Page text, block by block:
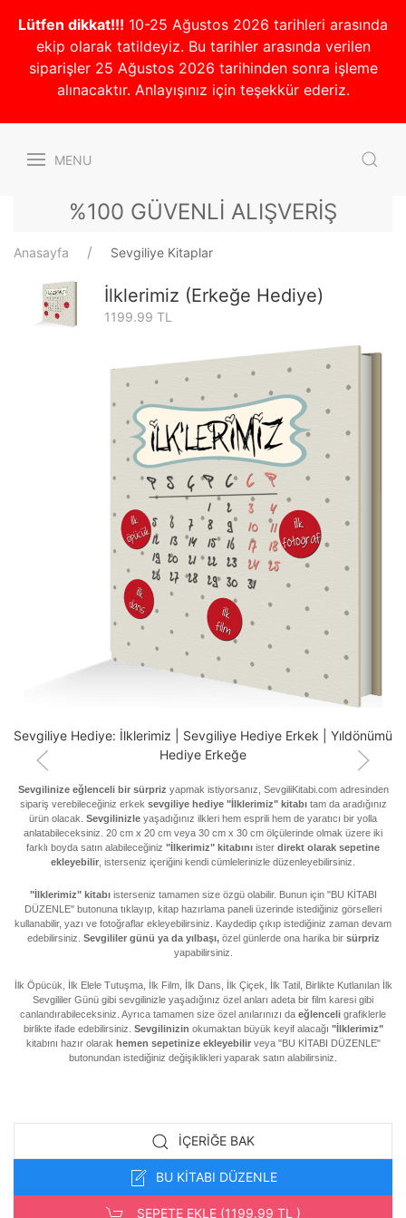
Lütfen dikkat!!! 10-25 Ağustos 2026 tarihleri arasında
ekip olarak tatildeyiz. Bu tarihler arasında verilen
siparişler 25 Ağustos 2026 tarihinden sonra işleme
alınacaktır. Anlayışınız için teşekkür ederiz.
MENU
%100 GÜVENLİ ALIŞVERİŞ
Anasayfa Sevgiliye Kitaplar
İlklerimiz (Erkeğe Hediye)
1199.99 TL
Sevgiliye Hediye: İlklerimiz | Sevgiliye Hediye Erkek | Yıldönümü
Hediye Erkeğe
Sevgilinize eğlenceli bir sürpriz yapmak istiyorsanız, SevgiliKitabi.com adresinden
sipariş verebileceğiniz erkek sevgiliye hediye "İlklerimiz" kitabıtam da aradığınız
ürün olacak. Sevgilinizle yaşadığınız ilkleri hem esprili hem de yaratıcı bir yolla
anlatabileceksiniz. 20 cm x 20 cm veya 30 cm x 30 cm ölçülerinde olmak üzere iki
farklı boyda satın alabileceğiniz "İlkerimiz" kitabını ister direkt olarak sepetine
ekleyebilir , isterseniz içeriğini kendi cümlelerinizle düzenleyebilirsiniz.
"İlklerimiz" kitabıisterseniz tamamen size özgü olabilir. Bunun için "BU KİTABI
DÜZENLE" butonuna tıklayıp, kitap hazırlama paneli üzerinde istediğiniz görselleri
kullanabilir, yazı ve fotoğraflar ekleyebilirsiniz. Kaydedip çıkıp istediğiniz zaman devam
edebilirsiniz. Sevgililer günü ya da yılbaşı,özel günlerde ona harika bir sürpriz
yapabilirsiniz.
İlk Öpücük, İlk Elele Tutuşma, İlk Film, İlk Dans, İlk Çiçek, İlk Tatil, Birlikte Kutlanılan İlk
Sevgililer Günü gibi sevgilinizle yaşadığınız özel anları adeta bir film karesi gibi
canlandırabileceksiniz. Ayrıca tamamen size özel anılarınızı da eğlenceli grafiklerle
birlikte ifade edebilirsiniz. Sevgilinizin okumaktan büyük keyif alacağı "İlklerimiz"
kitabını hazır olarak hemen sepetinize ekleyebilirveya "BU KİTABI DÜZENLE"
butonundan istediğiniz değişiklikleri yaparak satın alabilirsiniz.
İÇERIĞE BAK
BU KİTABI DÜZENLE
SEPETE EKLE (1199.99 TL )